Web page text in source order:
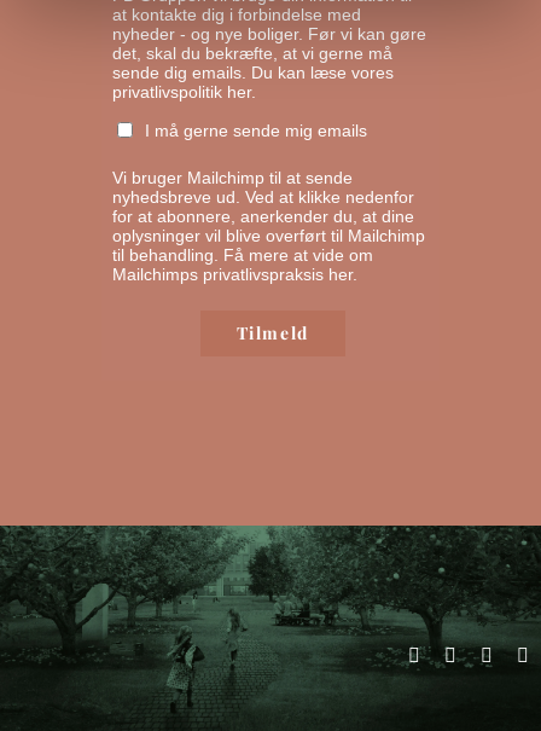
at kontakte dig i forbindelse med
nyheder - og nye boliger. Før vi kan gøre
det, skal du bekræfte, at vi gerne må
sende dig emails. Du kan læse vores
privatlivspolitik her.
I må gerne sende mig emails
Vi bruger Mailchimp til at sende
nyhedsbreve ud. Ved at klikke nedenfor
for at abonnere, anerkender du, at dine
oplysninger vil blive overført til Mailchimp
til behandling. Få mere at vide om
Mailchimps privatlivspraksis her.